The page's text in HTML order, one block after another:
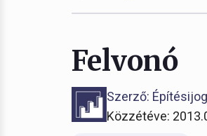
Felvonó
Szerző:
Közzétéve: